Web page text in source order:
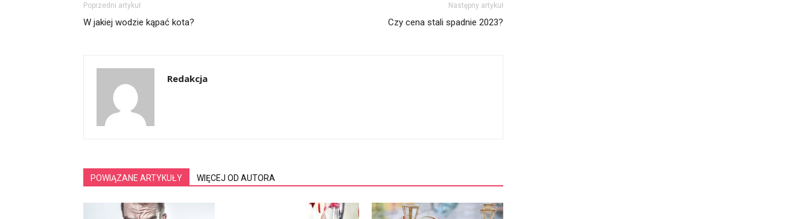
Poprzedni artykuł
W jakiej wodzie kąpać kota?
Następny artykuł
Czy cena stali spadnie 2023?
Redakcja
POWIĄZANE ARTYKUŁY WIĘCEJ OD AUTORA